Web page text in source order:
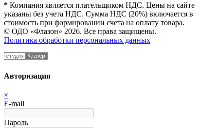
* Компания является плательщиком НДС. Цены на сайте
указаны без учета НДС. Сумма НДС (20%) включается в
стоимость при формировании счета на оплату товара.
© ОДО «Флазон» 2026. Все права защищены.
Политика обработки персональных данных
Авторизация
×
E-mail
Пароль